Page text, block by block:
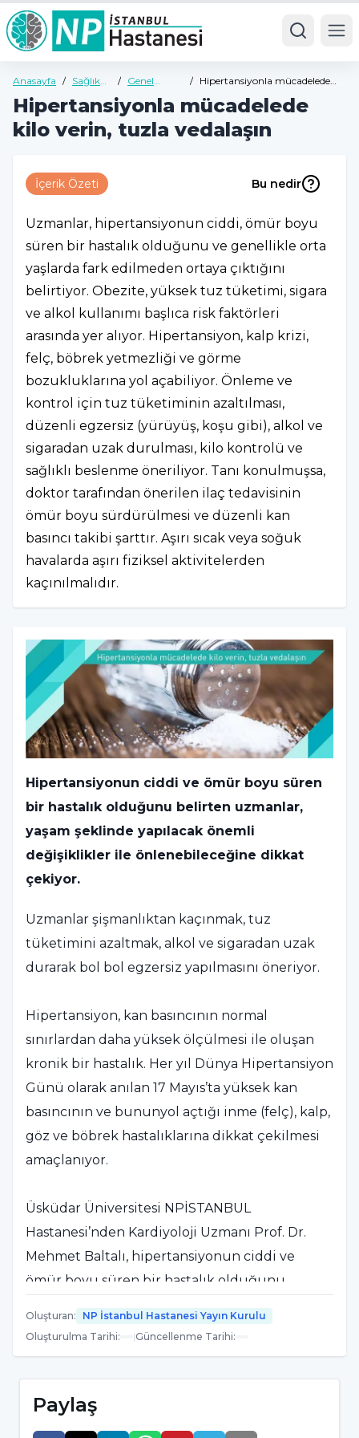
Anasayfa / Sağlık
/
Genel
Rehberi
/
Hipertansiyonla mücadelede
Hipertansiyonla mücadelede
kilo verin, tuzla vedalaşın
İçerik Özeti Bu nedir
Uzmanlar, hipertansiyonun ciddi, ömür boyu
süren bir hastalık olduğunu ve genellikle orta
yaşlarda fark edilmeden ortaya çıktığını
belirtiyor. Obezite, yüksek tuz tüketimi, sigara
ve alkol kullanımı başlıca risk faktörleri
arasında yer alıyor. Hipertansiyon, kalp krizi,
felç, böbrek yetmezliği ve görme
bozukluklarına yol açabiliyor. Önleme ve
kontrol için tuz tüketiminin azaltılması,
düzenli egzersiz (yürüyüş, koşu gibi), alkol ve
sigaradan uzak durulması, kilo kontrolü ve
sağlıklı beslenme öneriliyor. Tanı konulmuşsa,
doktor tarafından önerilen ilaç tedavisinin
ömür boyu sürdürülmesi ve düzenli kan
basıncı takibi şarttır. Aşırı sıcak veya soğuk
havalarda aşırı fiziksel aktivitelerden
kaçınılmalıdır.
Hipertansiyonun ciddi ve ömür boyu süren
bir hastalık olduğunu belirten uzmanlar,
yaşam şeklinde yapılacak önemli
değişiklikler ile önlenebileceğine dikkat
çekiyor.
Uzmanlar şişmanlıktan kaçınmak, tuz
tüketimini azaltmak, alkol ve sigaradan uzak
durarak bol bol egzersiz yapılmasını öneriyor.
Hipertansiyon, kan basıncının normal
sınırlardan daha yüksek ölçülmesi ile oluşan
kronik bir hastalık. Her yıl Dünya Hipertansiyon
Günü olarak anılan 17 Mayıs’ta yüksek kan
basıncının ve bununyol açtığı inme (felç), kalp,
göz ve böbrek hastalıklarına dikkat çekilmesi
amaçlanıyor.
Üsküdar Üniversitesi NPİSTANBUL
Hastanesi’nden Kardiyoloji Uzmanı Prof. Dr.
Mehmet Baltalı, hipertansiyonun ciddi ve
ömür boyu süren bir hastalık olduğunu
HİPERTANSİYON FARK EDİLMEYEBİLİYOR
Hipertansiyonun her iki cinste orta yaşlarda
büyük bir çoğunlukla herhangi bir hastalıktan
kaynaklanmadan ortaya çıktığını belirten
Oluşturan:
NP İstanbul Hastanesi Yayın Kurulu
Oluşturulma Tarihi: |Güncellenme Tarihi:
Paylaş